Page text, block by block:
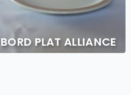
BORD PLAT ALLIANCE